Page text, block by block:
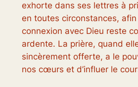
exhorte dans ses lettres à
en toutes circonstances,
connexion avec Dieu reste
ardente. La prière, quand
sincèrement offerte, a le
nos cœurs et d’influer le